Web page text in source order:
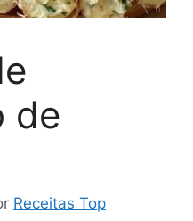
de
Receitas Top